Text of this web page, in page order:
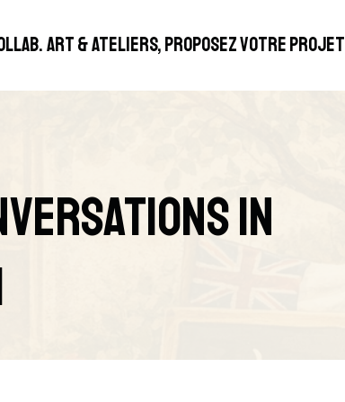
ART & ATELIERS, PROPOSEZ VOTRE PROJET
In